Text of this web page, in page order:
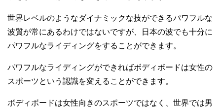
世界レベルのようなダイナミックな技ができるパワフルな
波質が常にあるわけではないですが、日本の波でも十分に
パワフルなライディングをすることができます。
パワフルなライディングができればボディボードは女性の
スポーツという認識を変えることができます。
ボディボードは女性向きのスポーツではなく、世界では男